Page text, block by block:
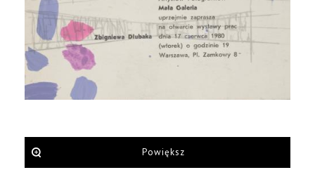
Powiększ